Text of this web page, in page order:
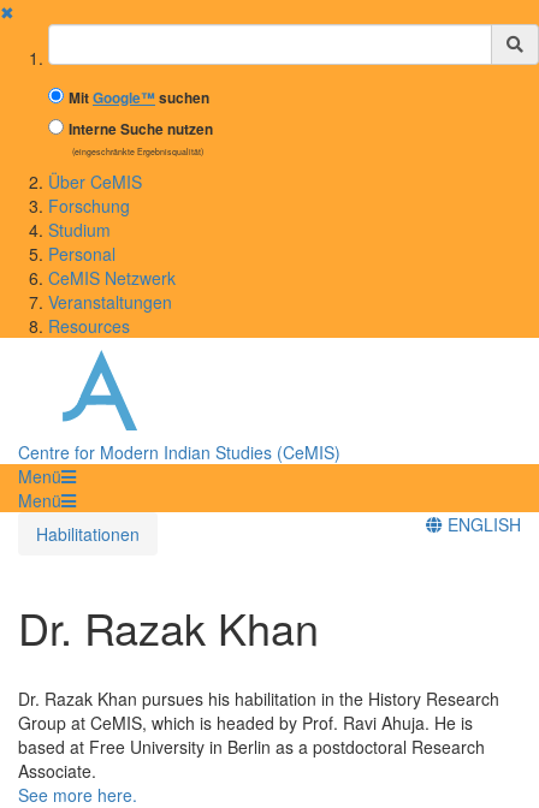
✖
Suchbegriff
MitGoogle™suchen
Interne Suche nutzen
(eingeschränkte Ergebnisqualität)
Über CeMIS
Forschung
Studium
Personal
CeMIS Netzwerk
Veranstaltungen
Resources
Centre for Modern Indian Studies (CeMIS)
Menü
Menü
Habilitationen
ENGLISH
Dr. Razak Khan
Dr. Razak Khan pursues his habilitation in the History Research
Group at CeMIS, which is headed by Prof. Ravi Ahuja. He is
based at Free University in Berlin as a postdoctoral Research
Associate.
See more here.